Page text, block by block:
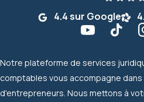
4.4 sur Google
Notre plateforme de services
comptables vous accompagne
d'entrepreneurs. Nous mettons à